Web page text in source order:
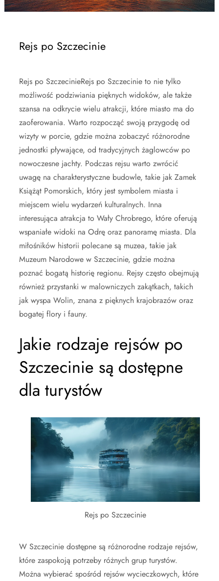
Rejs po Szczecinie
Rejs po SzczecinieRejs po Szczecinie to nie tylko
możliwość podziwiania pięknych widoków, ale także
szansa na odkrycie wielu atrakcji, które miasto ma do
zaoferowania. Warto rozpocząć swoją przygodę od
wizyty w porcie, gdzie można zobaczyć różnorodne
jednostki pływające, od tradycyjnych żaglowców po
nowoczesne jachty. Podczas rejsu warto zwrócić
uwagę na charakterystyczne budowle, takie jak Zamek
Książąt Pomorskich, który jest symbolem miasta i
miejscem wielu wydarzeń kulturalnych. Inna
interesująca atrakcja to Wały Chrobrego, które oferują
wspaniałe widoki na Odrę oraz panoramę miasta. Dla
miłośników historii polecane są muzea, takie jak
Muzeum Narodowe w Szczecinie, gdzie można
poznać bogatą historię regionu. Rejsy często obejmują
również przystanki w malowniczych zakątkach, takich
jak wyspa Wolin, znana z pięknych krajobrazów oraz
bogatej flory i fauny.
Jakie rodzaje rejsów po
Szczecinie są dostępne
dla turystów
Rejs po Szczecinie
W Szczecinie dostępne są różnorodne rodzaje rejsów,
które zaspokoją potrzeby różnych grup turystów.
Można wybierać spośród rejsów wycieczkowych, które